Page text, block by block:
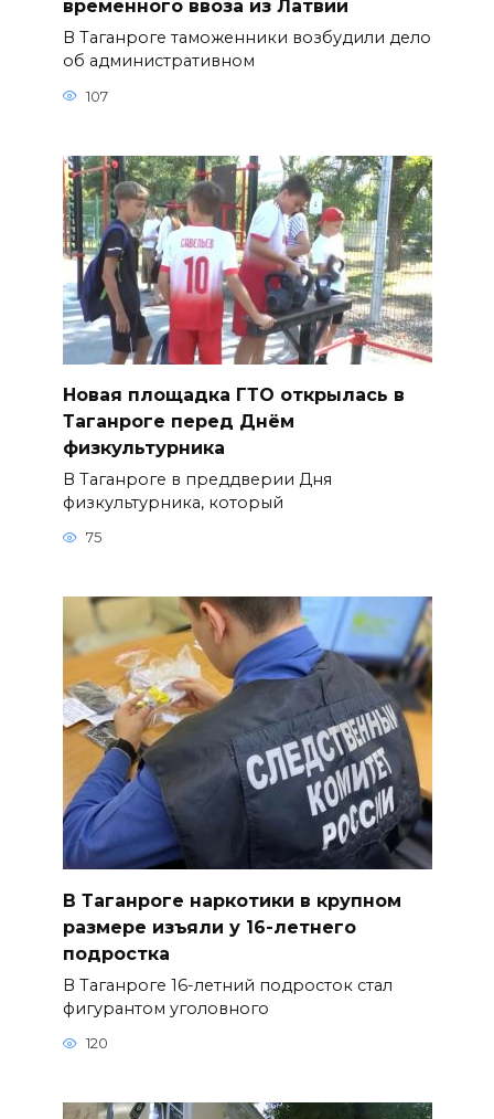
временного ввоза из Латвии
В Таганроге таможенники возбудили дело
об административном
107
Новая площадка ГТО открылась в
Таганроге перед Днём
физкультурника
В Таганроге в преддверии Дня
физкультурника, который
75
В Таганроге наркотики в крупном
размере изъяли у 16-летнего
подростка
В Таганроге 16-летний подросток стал
фигурантом уголовного
120